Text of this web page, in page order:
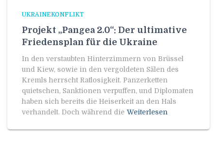
UKRAINEKONFLIKT
Projekt „Pangea 2.0“: Der ultimative
Friedensplan für die Ukraine
In den verstaubten Hinterzimmern von Brüssel
und Kiew, sowie in den vergoldeten Sälen des
Kremls herrscht Ratlosigkeit. Panzerketten
quietschen, Sanktionen verpuffen, und Diplomaten
haben sich bereits die Heiserkeit an den Hals
verhandelt. Doch während die Weiterlesen